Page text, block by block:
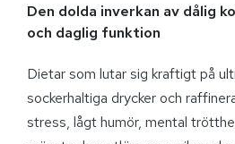
Den dolda inverkan av dålig
och daglig funktion
Dietar som lutar sig kraftigt på
sockerhaltiga drycker och
stress, lågt humör, mental